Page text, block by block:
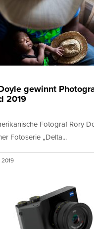
gewinnt
2019
Fotograf Rory
Fotoserie „Delta...